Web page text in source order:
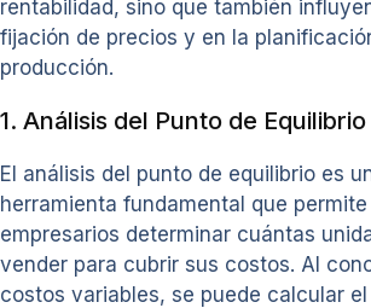
rentabilidad, sino que también
fijación de precios y en la
producción.
1. Análisis del Punto de Equilibrio
El análisis del punto de equilibrio es
herramienta fundamental que permite
empresarios determinar cuántas
vender para cubrir sus costos. Al
costos variables, se puede calcular